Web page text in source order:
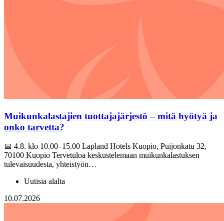
Muikunkalastajien tuottajajärjestö – mitä hyötyä ja
onko tarvetta?
📅 4.8. klo 10.00–15.00 Lapland Hotels Kuopio, Puijonkatu 32,
70100 Kuopio Tervetuloa keskustelemaan muikunkalastuksen
tulevaisuudesta, yhteistyön…
Uutisia alalta
10.07.2026